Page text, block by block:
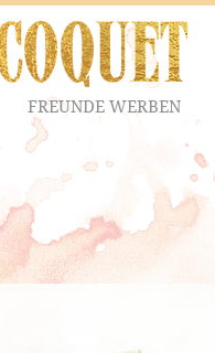
FREUNDE WERBEN